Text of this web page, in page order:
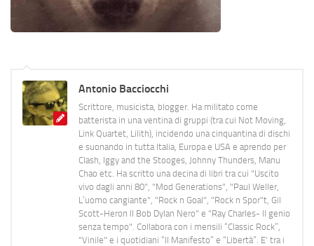
Antonio Bacciocchi
Scrittore, musicista, blogger. Ha militato come
batterista in una ventina di gruppi (tra cui Not Moving,
Link Quartet, Lilith), incidendo una cinquantina di dischi
e suonando in tutta Italia, Europa e USA e aprendo per
Clash, Iggy and the Stooges, Johnny Thunders, Manu
Chao etc. Ha scritto una decina di libri tra cui "Uscito
vivo dagli anni 80", "Mod Generations", "Paul Weller,
L’uomo cangiante", "Rock n Goal", "Rock n Spor"t, Gil
Scott-Heron Il Bob Dylan Nero" e "Ray Charles- Il genio
senza tempo". Collabora con i mensili “Classic Rock”,
"Vinile" e i quotidiani “Il Manifesto” e “Libertà”. E' tra i